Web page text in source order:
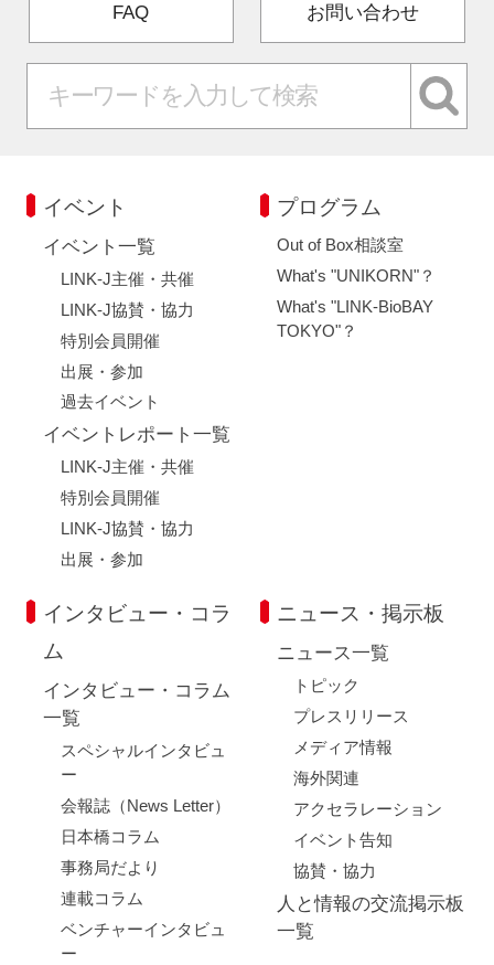
FAQ お問い合わせ
イベント
イベント一覧
LINK-J主催・共催
LINK-J協賛・協力
特別会員開催
出展・参加
過去イベント
イベントレポート一覧
LINK-J主催・共催
特別会員開催
LINK-J協賛・協力
出展・参加
プログラム
Out of Box相談室
What's "UNIKORN"？
What's "LINK-BioBAY
TOKYO"？
インタビュー・コラ
ム
インタビュー・コラム
一覧
スペシャルインタビュ
ー
会報誌（News Letter）
日本橋コラム
事務局だより
連載コラム
ベンチャーインタビュ
ー
ニュース・掲示板
ニュース一覧
トピック
プレスリリース
メディア情報
海外関連
アクセラレーション
イベント告知
協賛・協力
人と情報の交流掲示板
一覧